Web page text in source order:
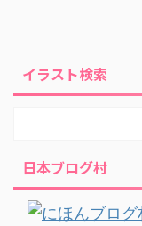
イラスト検索
日本ブログ村